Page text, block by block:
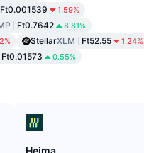
Ft0.001539 1.59%
Ft0.7642 8.81%
StellarXLM Ft52.55 1.24%
Ft0.01573 0.55%
Heima